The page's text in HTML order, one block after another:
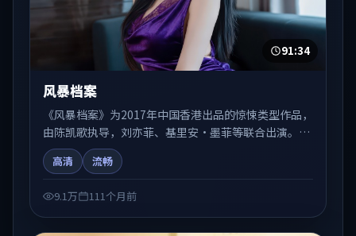
91:34
风暴档案
《风暴档案》为2017年中国香港出品的惊悚类型作品，
由陈凯歌执导，刘亦菲、基里安·墨菲等联合出演。剧
情在人物弧光与节奏推进中展开，兼具叙事张力与视听
质感。适合关注国产在线观看、热播国产剧与院线佳片
高清 流畅
9.1万 111个月前